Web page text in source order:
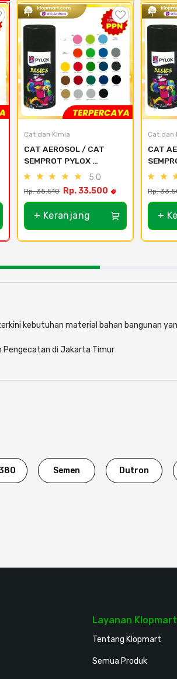
Cat dan Kimia
CAT AEROSOL / CAT
SEMPROT PYLOX
NIPPON PAINT - SEMUA
Silver
5.0
Rp. 35.510 Rp. 33.500
+ Keranjang
Cat dan
CAT
Blue
Rp.
+
kebutuhan material bahan bangunan
Pengecatan di Jakarta Timur
Semen Dutron
Layanan Klopmart
Tentang Klopmart
Semua Produk